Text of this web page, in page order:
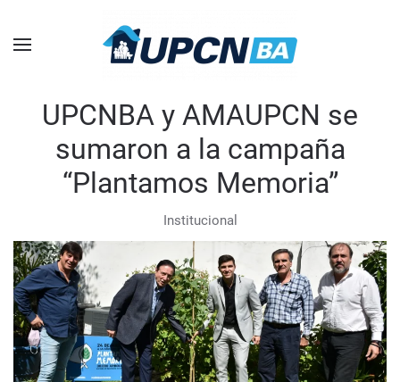
Skip to main content
UPCNBA y AMAUPCN se
sumaron a la campaña
“Plantamos Memoria”
Institucional